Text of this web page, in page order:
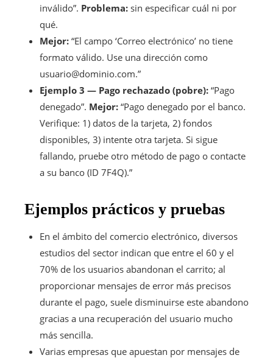
inválido”. Problema: sin especificar cuál ni por
qué.
Mejor: “El campo ‘Correo electrónico’ no tiene
formato válido. Use una dirección como
usuario@dominio.com.”
Ejemplo 3 — Pago rechazado (pobre): “Pago
denegado”. Mejor: “Pago denegado por el banco.
Verifique: 1) datos de la tarjeta, 2) fondos
disponibles, 3) intente otra tarjeta. Si sigue
fallando, pruebe otro método de pago o contacte
a su banco (ID 7F4Q).”
Ejemplos prácticos y pruebas
En el ámbito del comercio electrónico, diversos
estudios del sector indican que entre el 60 y el
70% de los usuarios abandonan el carrito; al
proporcionar mensajes de error más precisos
durante el pago, suele disminuirse este abandono
gracias a una recuperación del usuario mucho
más sencilla.
Varias empresas que apuestan por mensajes de